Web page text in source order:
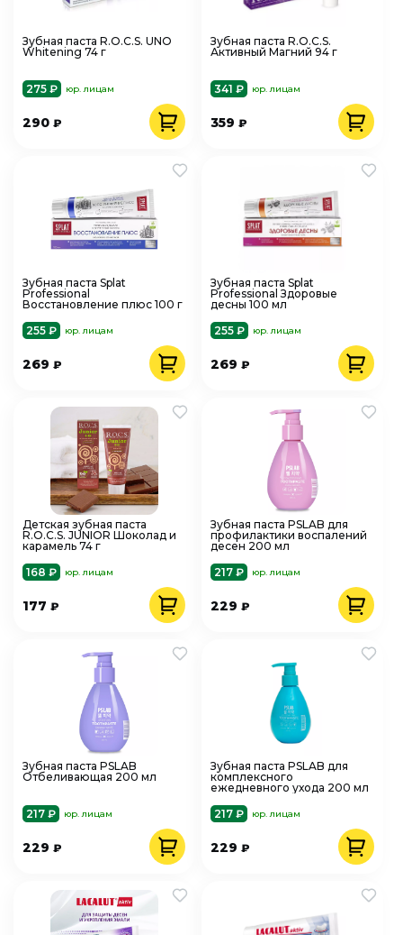
Зубная паста R.O.C.S. UNO
Whitening 74 г
275 ₽ юр. лицам
290 ₽
Зубная паста R.O.C.S.
Активный Магний 94 г
341 ₽ юр. лицам
359₽
Зубная паста Splat
Professional
Восстановление плюс 100 г
255 ₽
юр. лицам
269 ₽
Зубная паста Splat
Professional Здоровые
десны 100 мл
255 ₽
юр. лицам
269₽
Детская зубная паста
R.O.C.S. JUNIOR Шоколад и
карамель 74 г
168 ₽
юр. лицам
177 ₽
Зубная паста PSLAB для
профилактики воспалений
десен 200 мл
217 ₽
юр. лицам
229₽
Зубная паста PSLAB
Отбеливающая 200 мл
217 ₽ юр. лицам
229 ₽
Зубная паста PSLAB для
комплексного
ежедневного ухода 200 мл
217 ₽
юр. лицам
229₽